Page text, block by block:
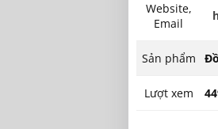
Website,
Email
Sản phẩm
Lượt xem